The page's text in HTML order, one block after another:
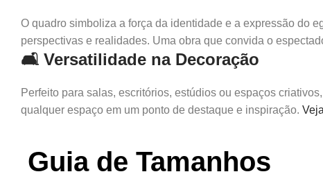
O quadro simboliza a força da identidade e a expressão do
perspectivas e realidades. Uma obra que convida o
🛋️ Versatilidade na Decoração
Perfeito para salas, escritórios, estúdios ou espaços
qualquer espaço em um ponto de destaque e inspiração.
Guia de Tamanhos